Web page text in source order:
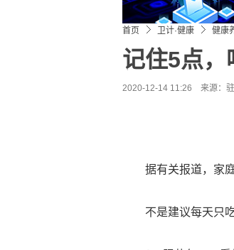
首页 卫计·健康 健康
记住5点，
2020-12-14 11:26 来源：
据有关报道，家
不是建议每天只